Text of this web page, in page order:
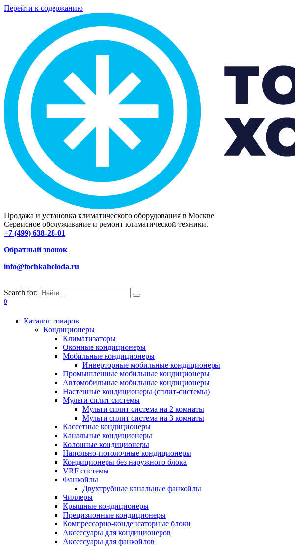
Перейти к содержанию
Продажа и установка климатического оборудования в Москве.
Сервисное обслуживание и ремонт климатической техники.
+7 (499) 638-28-01
Обратный звонок
info@tochkaholoda.ru
Search for:
0
Каталог товаров
Кондиционеры
Климатизаторы
Оконные кондиционеры
Мобильные кондиционеры
Инверторные мобильные кондиционеры
Промышленные мобильные кондиционеры
Автомобильные мобильные кондиционеры
Настенные кондиционеры (сплит-системы)
Мульти сплит системы
Мульти сплит система на 2 комнаты
Мульти сплит система на 3 комнаты
Кассетные кондиционеры
Канальные кондиционеры
Колонные кондиционеры
Напольно-потолочные кондиционеры
Кондиционеры без наружного блока
VRF системы
Фанкойлы
Двухтрубные канальные фанкойлы
Чиллеры
Крышные кондиционеры
Прецизионные кондиционеры
Компрессорно-конденсаторные блоки
Аксессуары для кондиционеров
Аксессуары для фанкойлов